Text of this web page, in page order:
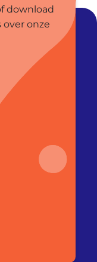
download
onze